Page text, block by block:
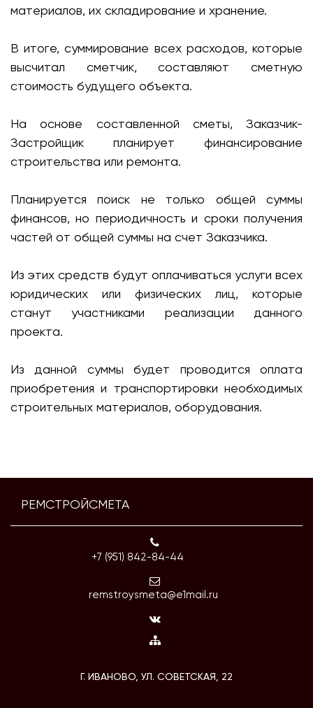
материалов, их складирование и хранение.
В итоге, суммирование всех расходов, которые
высчитал сметчик, составляют сметную
стоимость будущего объекта.
На основе составленной сметы, Заказчик-
Застройщик планирует финансирование
строительства или ремонта.
Планируется поиск не только общей суммы
финансов, но периодичность и сроки получения
частей от общей суммы на счет Заказчика.
Из этих средств будут оплачиваться услуги всех
юридических или физических лиц, которые
станут участниками реализации данного
проекта.
Из данной суммы будет проводится оплата
приобретения и транспортировки необходимых
строительных материалов, оборудования.
РЕМСТРОЙСМЕТА
+7 (951) 842-84-44
remstroysmeta@e1mail.ru
Г. ИВАНОВО, УЛ. СОВЕТСКАЯ, 22